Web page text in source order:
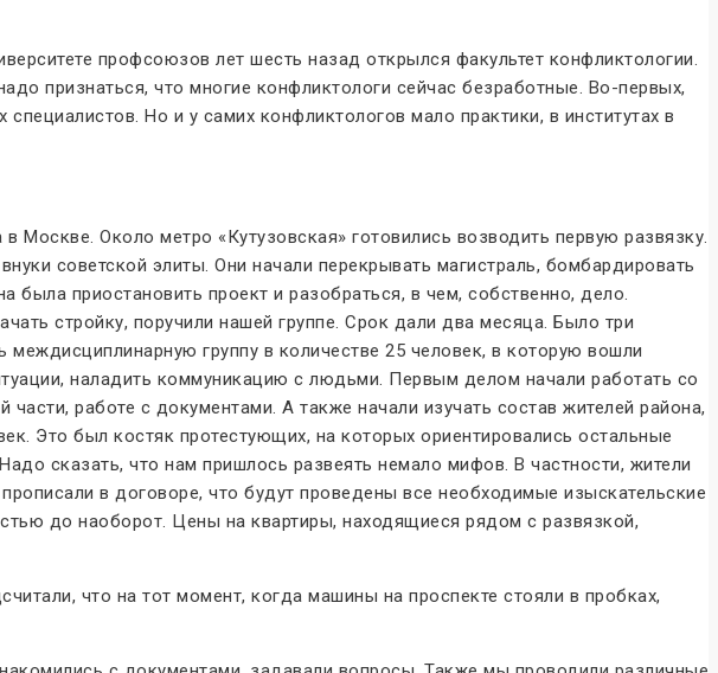
профсоюзов лет шесть назад открылся факультет конфликтологии.
признаться, что многие конфликтологи сейчас безработные. Во-первых,
Но и у самих конфликтологов мало практики, в институтах в
Москве. Около метро «Кутузовская» готовились возводить первую развязку.
советской элиты. Они начали перекрывать магистраль, бомбардировать
приостановить проект и разобраться, в чем, собственно, дело.
стройку, поручили нашей группе. Срок дали два месяца. Было три
группу в количестве 25 человек, в которую вошли
наладить коммуникацию с людьми. Первым делом начали работать со
работе с документами. А также начали изучать состав жителей района,
Это был костяк протестующих, на которых ориентировались остальные
сказать, что нам пришлось развеять немало мифов. В частности, жители
в договоре, что будут проведены все необходимые изыскательские
до наоборот. Цены на квартиры, находящиеся рядом с развязкой,
что на тот момент, когда машины на проспекте стояли в пробках,